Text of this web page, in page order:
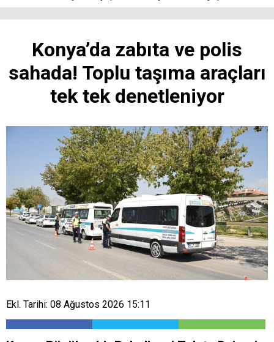
Konya’da zabıta ve polis
sahada! Toplu taşıma araçları
tek tek denetleniyor
Ekl. Tarihi: 08 Ağustos 2026 15:11